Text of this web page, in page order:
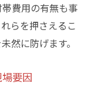
費用の有無も事
らを押さえるこ
然に防げます。
要因